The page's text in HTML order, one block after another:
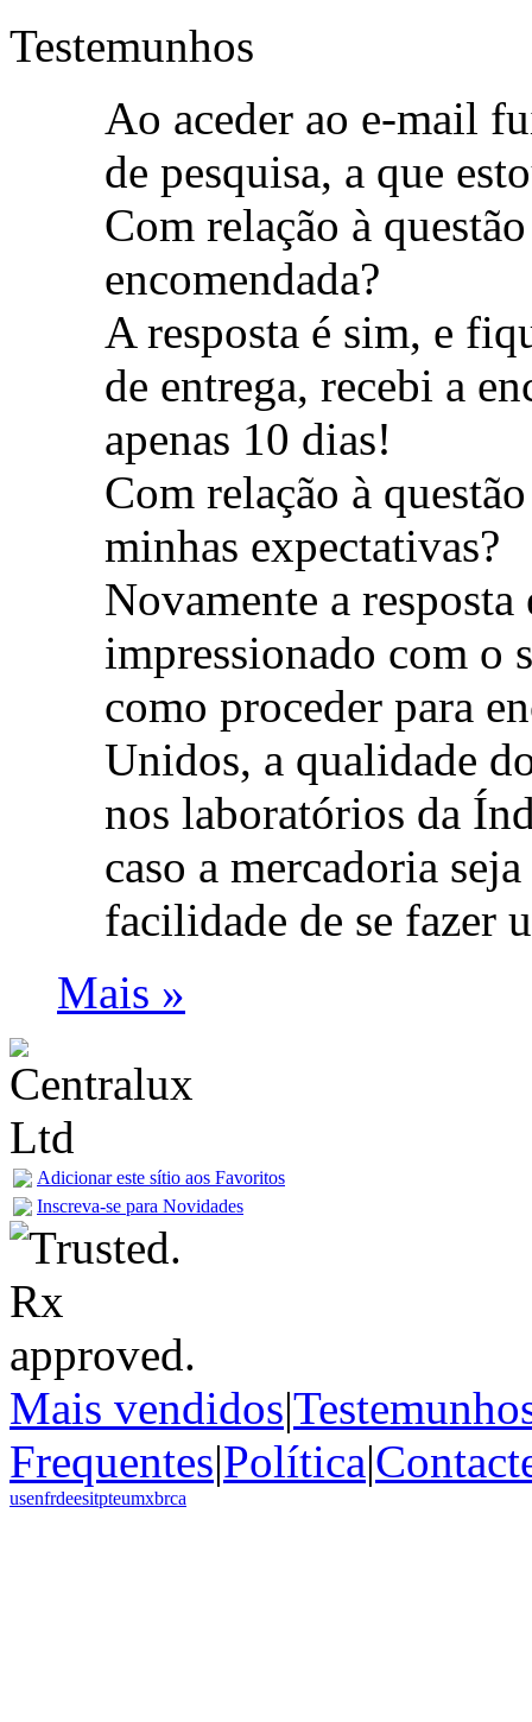
Testemunhos
Ao aceder ao e-mail
de pesquisa, a que
Com relação à
encomendada?
A resposta é sim, e
de entrega, recebi a
apenas 10 dias!
Com relação à
minhas expectativas?
Novamente a
impressionado com o
como proceder para
Unidos, a qualidade
nos laboratórios da
caso a mercadoria
facilidade de se fazer
Mais »
Adicionar este sítio aos Favoritos
Inscreva-se para Novidades
Mais vendidos|
Frequentes|Política|
usenfrdeesitpteumxbrca